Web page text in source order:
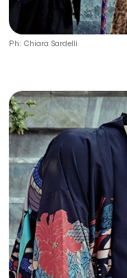
Ph: Chiara Sardelli